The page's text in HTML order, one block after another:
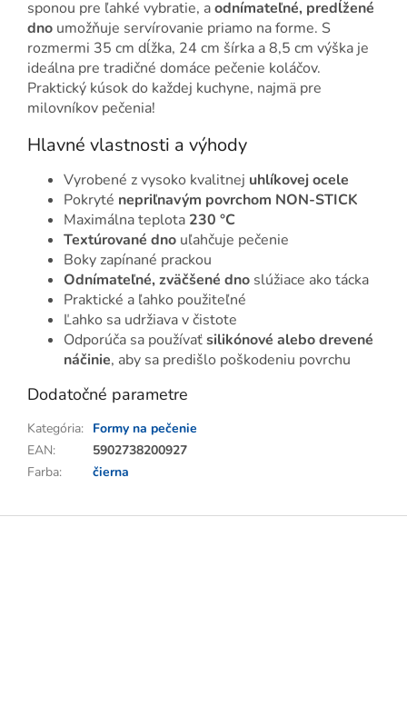
sponou pre ľahké vybratie, aodnímateľné, predĺžené
dno umožňuje servírovanie priamo na forme. S
rozmermi 35 cm dĺžka, 24 cm šírka a 8,5 cm výška je
ideálna pre tradičné domáce pečenie koláčov.
Praktický kúsok do každej kuchyne, najmä pre
milovníkov pečenia!
Hlavné vlastnosti a výhody
Vyrobené z vysoko kvalitnej uhlíkovej ocele
Pokryté nepriľnavým povrchom NON-STICK
Maximálna teplota 230 °C
Textúrované dno uľahčuje pečenie
Boky zapínané prackou
Odnímateľné, zväčšené dno slúžiace ako tácka
Praktické a ľahko použiteľné
Ľahko sa udržiava v čistote
Odporúča sa používaťsilikónové alebo drevené
náčinie, aby sa predišlo poškodeniu povrchu
Dodatočné parametre
Kategória: Formy na pečenie
EAN:
5902738200927
Farba: čierna
Z